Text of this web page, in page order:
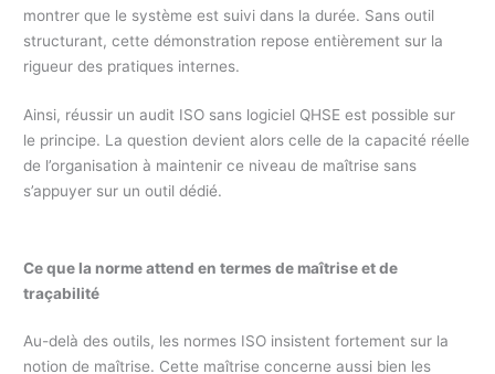
montrer que le système est suivi dans la durée. Sans outil
structurant, cette démonstration repose entièrement sur la
rigueur des pratiques internes.
Ainsi, réussir un audit ISO sans logiciel QHSE est possible sur
le principe. La question devient alors celle de la capacité réelle
de l’organisation à maintenir ce niveau de maîtrise sans
s’appuyer sur un outil dédié.
Ce que la norme attend en termes de maîtrise et de
traçabilité
Au-delà des outils, les normes ISO insistent fortement sur la
notion de maîtrise. Cette maîtrise concerne aussi bien les